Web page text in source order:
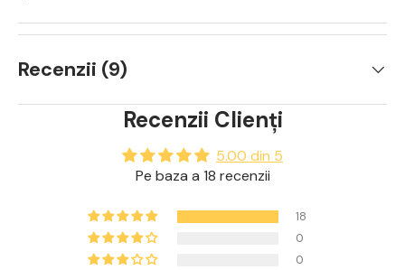
Recenzii (9)
Recenzii Clienți
5.00 din 5
Pe baza a 18 recenzii
18
0
0